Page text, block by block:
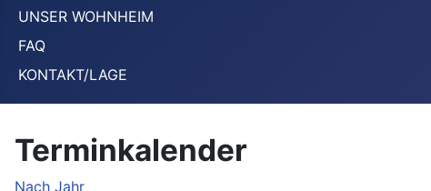
UNSER WOHNHEIM
FAQ
KONTAKT/LAGE
Terminkalender
Nach Jahr